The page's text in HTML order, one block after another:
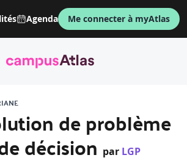
Agenda Me connecter à myAtlas
de problème
décision par LGP